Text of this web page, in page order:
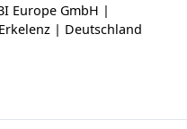
Europe GmbH |
| Deutschland